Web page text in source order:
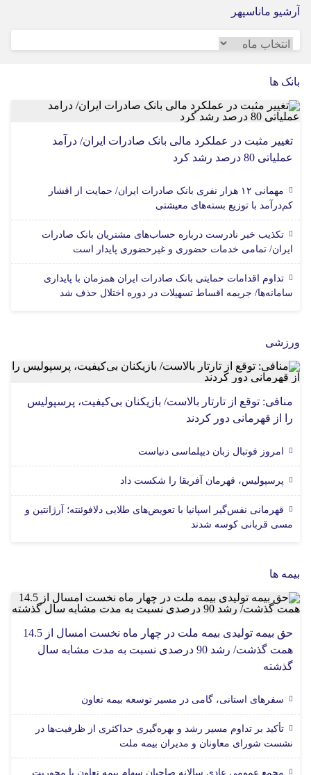
آرشیو ماناسپهر
آرشیو
ماناسپهر
بانک ها
تغییر مثبت در عملکرد مالی بانک صادرات ایران/ درآمد
عملیاتی 80 درصد رشد کرد
مهمانی ۱۲ هزار نفری بانک صادرات ایران/ حمایت از اقشار
کم‌درآمد با توزیع بسته‌های معیشتی
تکذیب خبر نادرست درباره حساب‌های مشتریان بانک صادرات
ایران/ تمامی خدمات حضوری و غیرحضوری پایدار است
تداوم اقدامات حمایتی بانک صادرات ایران همزمان با پایداری
سامانه‌ها/ جریمه اقساط تسهیلات در دوره اختلال حذف شد
ورزشی
منافی: توقع از تارتار بالاست/ بازیکنان بی‌کیفیت، پرسپولیس
را از قهرمانی دور کردند
امروز فوتبال زبان دیپلماسی دنیاست
پرسپولیس، قهرمان آفریقا را شکست داد
قهرمانی نفس‌گیر اسپانیا با تعویض‌های طلایی دلافوئنته؛ آرژانتین و
مسی قربانی کوسه شدند
بیمه ها
حق بیمه تولیدی بیمه ملت در چهار ماه نخست امسال از 14.5
همت گذشت/ رشد 90 درصدی نسبت به مدت مشابه سال
گذشته
سفرهای استانی، گامی در مسیر توسعه بیمه تعاون
تأکید بر تداوم مسیر رشد و بهره‌گیری حداکثری از ظرفیت‌ها در
نشست شورای معاونان و مدیران بیمه ملت
مجمع عمومی عادی سالانه صاحبان سهام بیمه تعاون با محوریت